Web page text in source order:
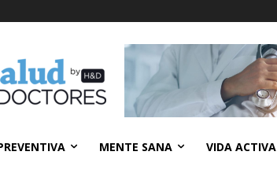
MENTE SANA VIDA ACTIVA